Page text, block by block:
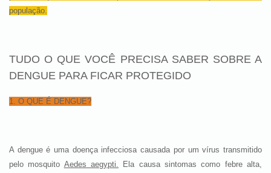
população.
TUDO O QUE VOCÊ PRECISA SABER SOBRE A
DENGUE PARA FICAR PROTEGIDO
1. O QUE É DENGUE?
A dengue é uma doença infecciosa causada por um vírus transmitido
pelo mosquito Aedes aegypti. Ela causa sintomas como febre alta,